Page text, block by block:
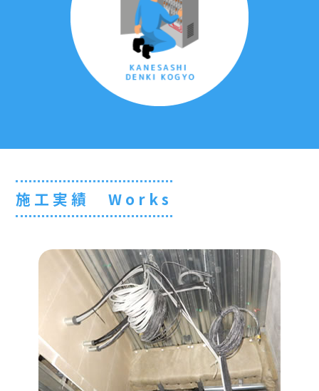
施工実績 Works